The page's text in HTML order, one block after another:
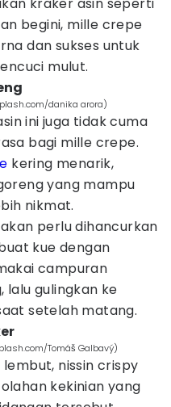
begini, mille crepe
dan sukses untuk
mulut.
danika arora)
ini juga tidak cuma
bagi mille crepe.
kering menarik,
yang mampu
nikmat.
perlu dihancurkan
kue dengan
campuran
lalu gulingkan ke
setelah matang.
Tomáš Galbavý)
nissin crispy
kekinian yang